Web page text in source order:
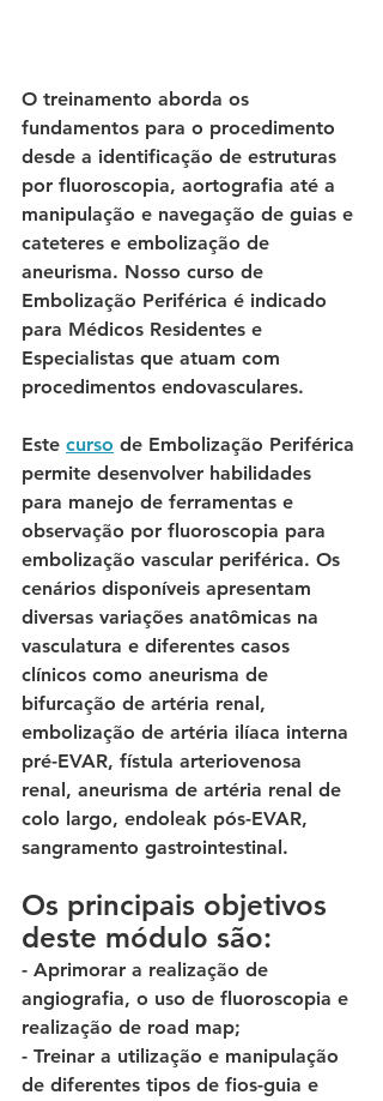
O treinamento aborda os
fundamentos para o procedimento
desde a identificação de estruturas
por fluoroscopia, aortografia até a
manipulação e navegação de guias e
cateteres e embolização de
aneurisma. Nosso curso de
Embolização Periférica é indicado
para Médicos Residentes e
Especialistas que atuam com
procedimentos endovasculares.
Este curso de Embolização Periférica
permite desenvolver habilidades
para manejo de ferramentas e
observação por fluoroscopia para
embolização vascular periférica. Os
cenários disponíveis apresentam
diversas variações anatômicas na
vasculatura e diferentes casos
clínicos como aneurisma de
bifurcação de artéria renal,
embolização de artéria ilíaca interna
pré-EVAR, fístula arteriovenosa
renal, aneurisma de artéria renal de
colo largo, endoleak pós-EVAR,
sangramento gastrointestinal.
Os principais objetivos
deste módulo são:
- Aprimorar a realização de
angiografia, o uso de fluoroscopia e
realização de road map;
- Treinar a utilização e manipulação
de diferentes tipos de fios-guia e